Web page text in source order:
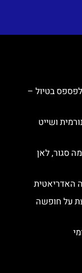
לפספס בטיול –
ושייט
סגור, לאן
האדריאטית
על חופשה